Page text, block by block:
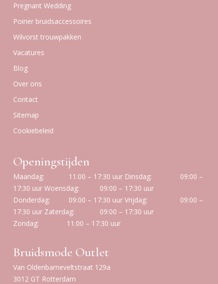
Pregnant Wedding
Poirier bruidsaccessoires
Wilvorst trouwpakken
Vacatures
Blog
Over ons
Contact
Sitemap
Cookiebeleid
Openingstijden
Maandag: 11:00 – 17:30 uur Dinsdag:
09:00 –
17:30 uur Woensdag:
09:00 – 17:30 uur
Donderdag:
09:00 – 17:30 uur Vrijdag:
09:00 –
17:30 uur Zaterdag:
09:00 – 17:30 uur
Zondag:
11:00 – 17:30 uur
Bruidsmode Outlet
Van Oldenbarneveltstraat 129a
3012 GT Rotterdam